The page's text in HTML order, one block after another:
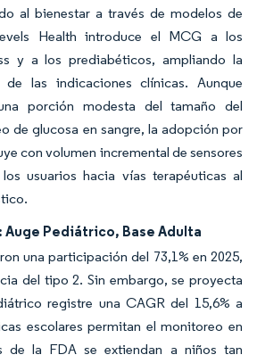
al bienestar a través de modelos de
Health introduce el MCG a los
y a los prediabéticos, ampliando la
las indicaciones clínicas. Aunque
porción modesta del tamaño del
de glucosa en sangre, la adopción por
con volumen incremental de sensores
usuarios hacia vías terapéuticas al
Auge Pediátrico, Base Adulta
una participación del 73,1% en 2025,
del tipo 2. Sin embargo, se proyecta
registre una CAGR del 15,6% a
escolares permitan el monitoreo en
de la FDA se extiendan a niños tan